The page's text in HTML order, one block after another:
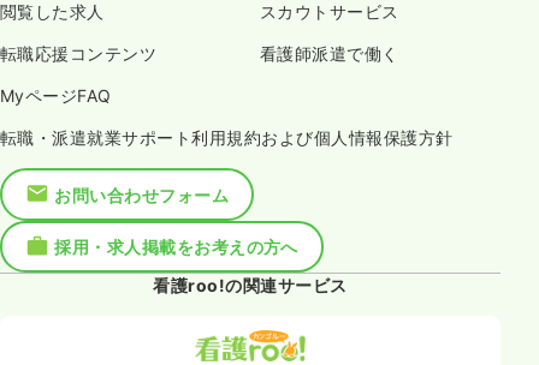
閲覧した求人 スカウトサービス
転職応援コンテンツ 看護師派遣で働く
MyページFAQ
転職・派遣就業サポート利用規約および個人情報保護方針
お問い合わせフォーム
採用・求人掲載をお考えの方へ
看護roo!の関連サービス